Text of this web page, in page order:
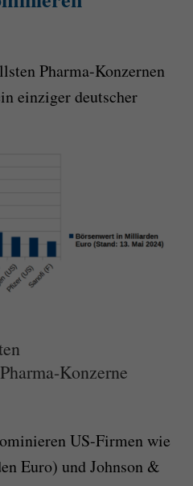
Pharma-Konzernen
einziger deutscher
Konzerne
US-Firmen wie
Euro) und Johnson &